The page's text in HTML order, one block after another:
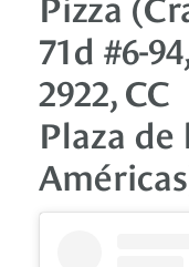
71d #6-
2922, CC
Plaza de